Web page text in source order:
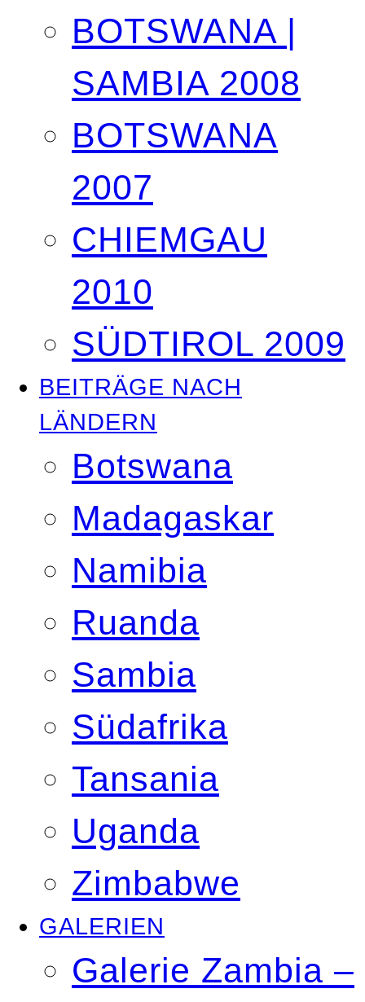
BOTSWANA |
SAMBIA 2008
BOTSWANA
2007
CHIEMGAU
2010
SÜDTIROL 2009
BEITRÄGE NACH
LÄNDERN
Botswana
Madagaskar
Namibia
Ruanda
Sambia
Südafrika
Tansania
Uganda
Zimbabwe
GALERIEN
Galerie Zambia –